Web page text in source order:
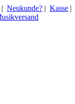
| Neukunde? | Kasse |